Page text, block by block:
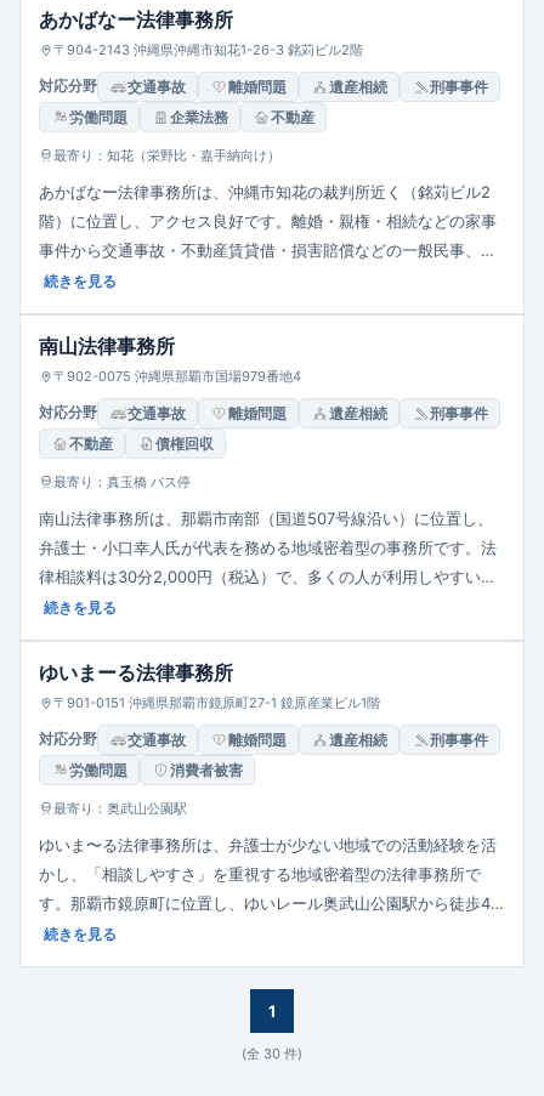
ンビル3階にあり、おもろまち駅から徒歩約10分、古島駅から徒
歩約15分の良好なアクセス。 相談予約は平日の9:30〜17:30で、
費用の説明・見積もりを事前に行い透明性を保つ姿勢が特色で
す。
あかばなー法律事務所
〒904-2143 沖縄県沖縄市知花1-26-3 銘苅ビル2階
対応分野 交通事故 離婚問題 遺産相続
刑事事件
労働問題
企業法務 不動産
最寄り：知花（栄野比・嘉手納向け）
あかばなー法律事務所は、沖縄市知花の裁判所近く（銘苅ビル2
階）に位置し、アクセス良好です。離婚・親権・相続などの家事
事件から交通事故・不動産賃貸借・損害賠償などの一般民事、さ
らには企業法務・刑事・少年事件・いじめ・虐待といった子ども
すさ・丁寧さを重視した対応で、「身近な法律事務所」であるこ
とをモットーとしています。
続きを見る
南山法律事務所
〒902-0075 沖縄県那覇市国場979番地4
対応分野 交通事故 離婚問題 遺産相続
刑事事件
不動産
債権回収
最寄り：真玉橋 バス停
南山法律事務所は、那覇市南部（国道507号線沿い）に位置し、
弁護士・小口幸人氏が代表を務める地域密着型の事務所です。法
律相談料は30分2,000円（税込）で、多くの人が利用しやすい価
格設定。メールによる無料法律相談や面談予約制度があり、アク
扱い、「弁護士過疎」地域の法的支援充実を目指しています。
続きを見る
ゆいまーる法律事務所
〒901-0151 沖縄県那覇市鏡原町27-1 鏡原産業ビル1階
対応分野 交通事故 離婚問題 遺産相続
刑事事件
労働問題
消費者被害
最寄り：奥武山公園駅
ゆいま〜る法律事務所は、弁護士が少ない地域での活動経験を活
かし、「相談しやすさ」を重視する地域密着型の法律事務所で
す。那覇市鏡原町に位置し、ゆいレール奥武山公園駅から徒歩4
分、小禄入口バス停徒歩1分とアクセス良好。駐車場完備。夜間・
でプライバシーを確保し、ご説明・報告を丁寧に行う姿勢が特徴
です。 熱意と親身さを持って依頼者に寄り添うスタイルです。
続きを見る
1
(全 30 件)